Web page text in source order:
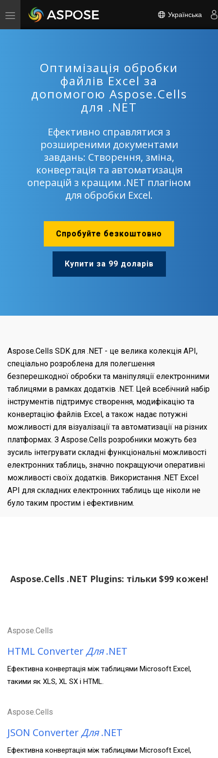
Toggle
navigation
Українська
Оптимізація обробки
файлів Excel за
допомогою Aspose.Cells
для .NET
Ефективно справлятися з
розширеними документами
завдань: Створення, зміна,
конвертація та автоматизація
операцій з кращим .NET плагіном
для обробки Excel.
Спробуйте безкоштовно
Купити за 99 доларів
Aspose.Cells SDK для .NET - це велика колекція API,
спеціально розроблена для полегшення
безперешкодної обробки та маніпуляції електронними
таблицями в рамках додатків .NET. Цей всебічний набір
інструментів підтримує створення, модифікацію та
конвертацію файлів Excel, а також надає потужні
можливості для візуалізації та автоматизації на різних
платформах. З Aspose.Cells розробники можуть без
зусиль інтегрувати складні функціональні можливості
електронних таблиць, значно покращуючи оперативні
можливості своїх додатків. Використання .NET Excel
API для складних електронних таблиць ще ніколи не
було таким простим і ефективним.
Aspose.Cells .NET Plugins: тільки $99 кожен!
Aspose.Cells
HTML ConverterДля.NET
Ефективна конвертація між таблицями Microsoft Excel,
такими як XLS, XL SX і HTML.
Aspose.Cells
JSON ConverterДля.NET
Ефективна конвертація між таблицями Microsoft Excel,